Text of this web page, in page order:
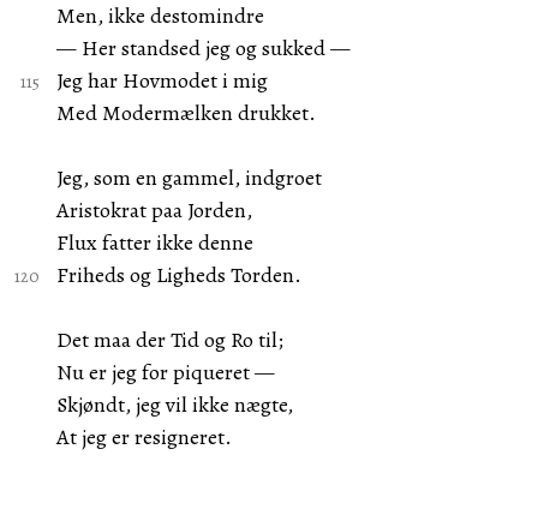
Men, ikke destomindre
— Her standsed jeg og sukked —
Jeg har Hovmodet i mig
Med Modermælken drukket.
Jeg, som en gammel, indgroet
Aristokrat paa Jorden,
Flux fatter ikke denne
Friheds og Ligheds Torden.
Det maa der Tid og Ro til;
Nu er jeg for piqueret —
Skjøndt, jeg vil ikke nægte,
At jeg er resigneret.